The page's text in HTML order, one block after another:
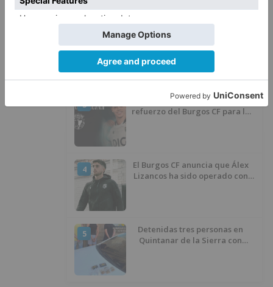
Calor y posibles tormentas en
Burgos durante el eclipse del 12
de agosto
3
Santiago Lencina, nuevo
refuerzo del Burgos CF para la
4
El Burgos CF anuncia que Álex
Lizancos ha sido operado con
5
Detenidas tres personas en
Quintanar de la Sierra con